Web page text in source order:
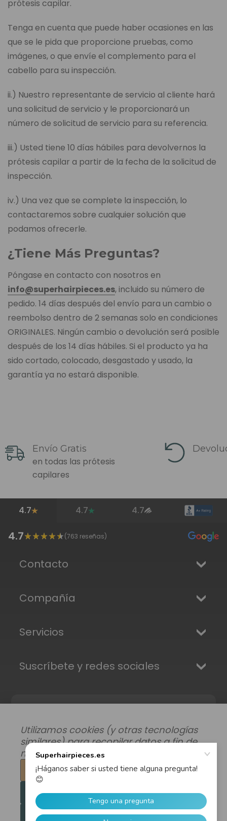
prótesis capilar.
Tenga en cuenta que puede haber ocasiones en las
que se le pida que proporcione pruebas, como
imágenes, o que envíe el complemento para el
cabello para su inspección.
ii.) Nuestro representante de servicio al cliente hará
una solicitud de servicio y le proporcionará un
número de solicitud de servicio para su referencia.
iii.) Usted tiene 10 días hábiles para devolvernos la
prótesis capilar a partir de la fecha de la solicitud de
inspección.
iv.) Una vez que se complete la inspección, lo
contactaremos sobre cualquier solución que
podamos ofrecerle.
¿Tiene Más Preguntas?
Póngase en contacto con nosotros en
info@superhairpieces.es, incluido su número de
pedido. 14 días después del envío para un cambio o
reembolso dentro de 2 semanas solo en condiciones
ORIGINALES. Ningún cambio o devolución será posible
después de los 14 días hábiles. Si el producto ya ha
sido cortado, colocado, desgastado y usado, la
garantía ya no estará disponible.
Envío Gratis
en todas las prótesis
capilares
4.7 4.7 4.7
4.7 (763 reseñas)
Contacto
Compañía
Servicios
Suscríbete y redes sociales
© 2026 Superhairpieces.es
Envíos, Devoluciones y Garantía | Privacidad |
Términos y condiciones
Utilizamos cookies (y otras tecnologías
similares) para recopilar datos a fin de
mejorar su experiencia de compra.
Configuración
Rechazar todo
Aceptar todas las cookies